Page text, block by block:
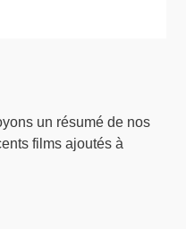
un résumé de nos
films ajoutés à